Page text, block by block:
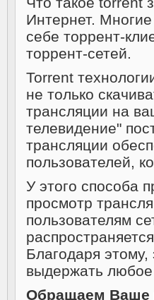
Интернет.
себе торрент-
торрент-сетей.
Torrent
не только
трансляции на
телевидение"
трансляции
пользователей,
У этого способа
просмотр
пользователям
Благодаря этому,
выдержать
Обращаем Ваше